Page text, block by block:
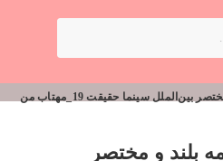
سینما حقیقت 19_مهتاب من
بلند و مختصر